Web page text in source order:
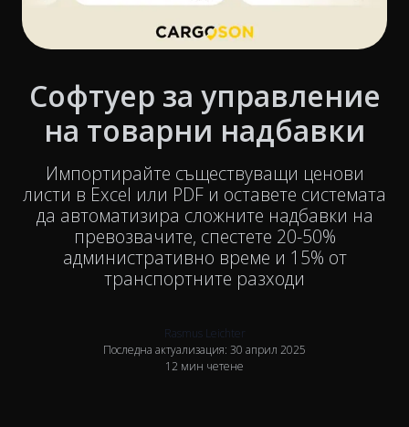
Софтуер за управление
на товарни надбавки
Импортирайте съществуващи ценови
листи в Excel или PDF и оставете системата
да автоматизира сложните надбавки на
превозвачите, спестете 20-50%
административно време и 15% от
транспортните разходи
Rasmus Leichter
Последна актуализация: 30 април 2025
12 мин четене